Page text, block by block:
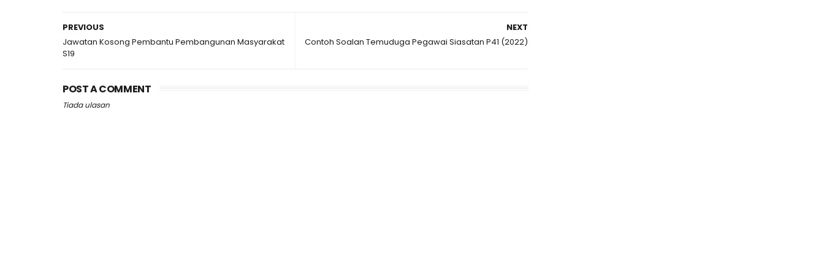
NEXT
Contoh Soalan Temuduga Pegawai Siasatan P41 (2022)
PREVIOUS
Jawatan Kosong Pembantu Pembangunan Masyarakat
S19
POST A COMMENT
Tiada ulasan